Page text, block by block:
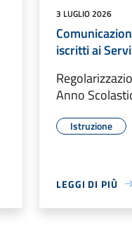
3 LUGLIO 2026
iscritti ai
Anno
Istruzione
LEGGI DI PIÙ